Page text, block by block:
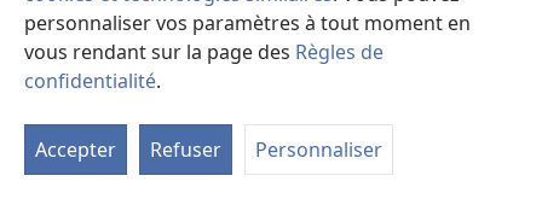
personnaliser vos paramètres à tout moment en
vous rendant sur la page des Règles de
confidentialité.
Accepter Refuser Personnaliser
nouvelle
Minimized extracorporeal circulation system
in coronary artery bypass surgery: a 10-year
Puehler T, Haneya A, Philipp A, Zausig YA, Kobuch R,
Diez C, Birnbaum DE, Schmid C.